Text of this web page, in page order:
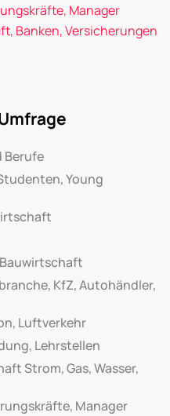
Manager
Banken, Versicherungen
Berufe
Young
KfZ, Autohändler,
Luftverkehr
Lehrstellen
Strom, Gas, Wasser,
Manager